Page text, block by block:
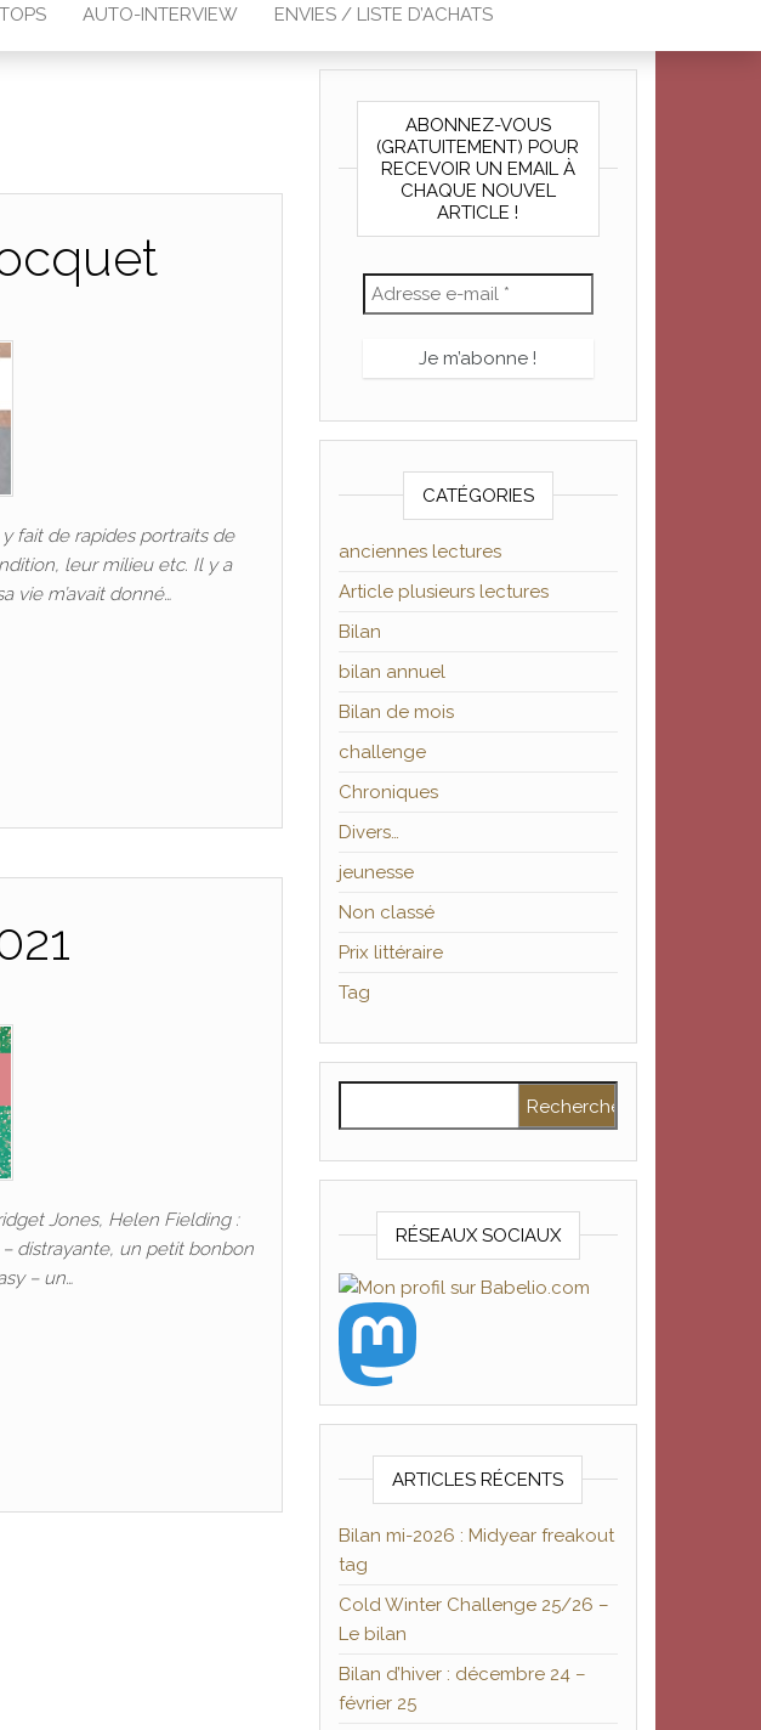
AUTO-INTERVIEW ENVIES / LISTE D’ACHATS
fait de rapides portraits de
leur milieu etc. Il y a
vie m’avait donné…
Jones, Helen Fielding :
distrayante, un petit bonbon
– un…
ABONNEZ-VOUS
(GRATUITEMENT) POUR
RECEVOIR UN EMAIL À
CHAQUE NOUVEL
ARTICLE !
CATÉGORIES
anciennes lectures
Article plusieurs lectures
Bilan
bilan annuel
Bilan de mois
challenge
Chroniques
Divers…
jeunesse
Non classé
Prix littéraire
Tag
RÉSEAUX SOCIAUX
ARTICLES RÉCENTS
Bilan mi-2026 : Midyear freakout
tag
Cold Winter Challenge 25/26 –
Le bilan
Bilan d’hiver : décembre 24 –
février 25